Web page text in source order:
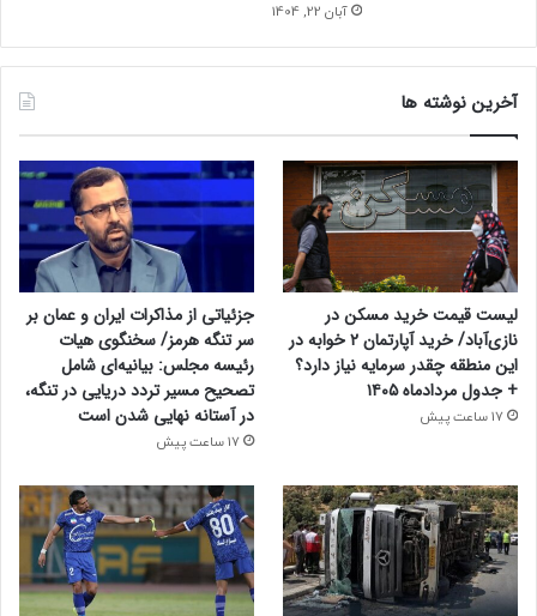
آبان 22, 1404
آخرین نوشته ها
لیست قیمت خرید مسکن در
نازی‌آباد/ خرید آپارتمان ۲ خوابه در
این منطقه چقدر سرمایه نیاز دارد؟
+ جدول مردادماه ۱۴۰۵
17 ساعت پیش
جزئیاتی از مذاکرات ایران و عمان بر
سر تنگه هرمز/ سخنگوی هیات
رئیسه مجلس: بیانیه‌ای شامل
تصحیح مسیر تردد دریایی در تنگه،
در آستانه نهایی شدن است
17 ساعت پیش